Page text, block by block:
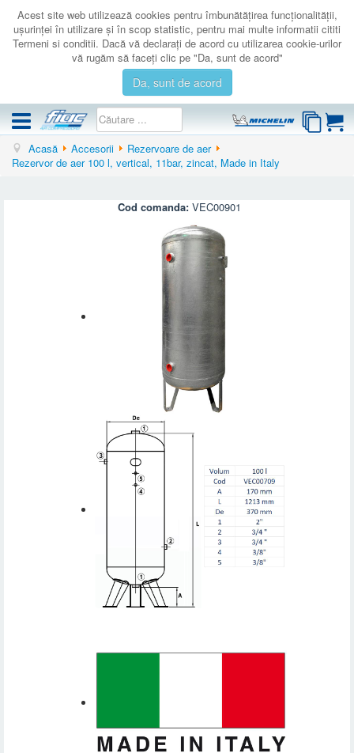
Acest site web utilizează cookies pentru îmbunătăţirea funcţionalităţii,
uşurinţei în utilizare şi în scop statistic, pentru mai multe informatii cititi
Termeni si conditii. Dacă vă declaraţi de acord cu utilizarea cookie-urilor
vă rugăm să faceţi clic pe "Da, sunt de acord"
Da, sunt de acord
COMPRESOARE
Acasă Accesorii
Rezervoare de aer
Rezervor de aer 100 l, vertical, 11bar, zincat, Made in Italy
Cod comanda: VEC00901